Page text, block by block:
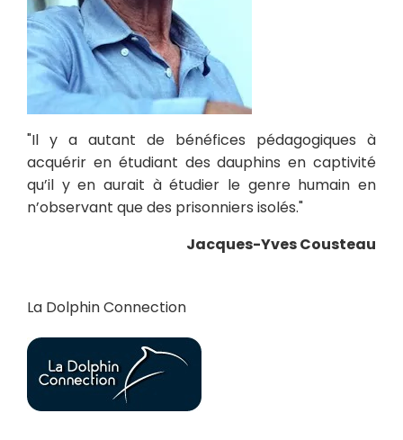
"Il y a autant de bénéfices pédagogiques à
acquérir en étudiant des dauphins en captivité
qu’il y en aurait à étudier le genre humain en
n’observant que des prisonniers isolés."
Jacques-Yves Cousteau
La Dolphin Connection